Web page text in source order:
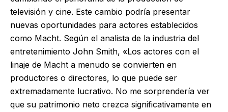
televisión y cine. Este cambio podría presentar
nuevas oportunidades para actores establecidos
como Macht. Según el analista de la industria del
entretenimiento John Smith, «Los actores con el
linaje de Macht a menudo se convierten en
productores o directores, lo que puede ser
extremadamente lucrativo. No me sorprendería ver
que su patrimonio neto crezca significativamente en